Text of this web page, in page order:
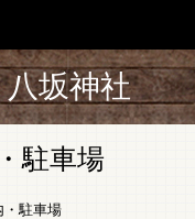
坂神社
駐車場
・駐車場